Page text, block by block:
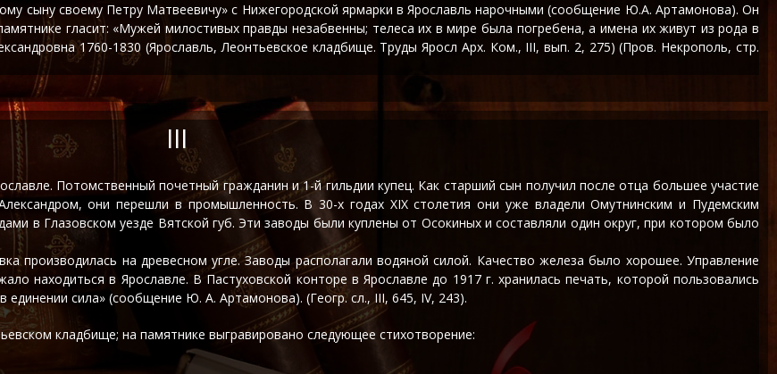
сыну своему Петру Матвеевичу» с Нижегородской ярмарки в Ярославль нарочными (сообщение Ю.А. Артамонова). Он
гласит: «Мужей милостивых правды незабвенны; телеса их в мире была погребена, а имена их живут из рода в
1760-1830 (Ярославль, Леонтьевское кладбище. Труды Яросл Арх. Ком., III, вып. 2, 275) (Пров. Некрополь, стр.
III
Потомственный почетный гражданин и 1-й гильдии купец. Как старший сын получил после отца большее участие
они перешли в промышленность. В 30-х годах XIX столетия они уже владели Омутнинским и Пудемским
в Глазовском уезде Вятской губ. Эти заводы были куплены от Осокиных и составляли один округ, при котором было
производилась на древесном угле. Заводы располагали водяной силой. Качество железа было хорошее. Управление
находиться в Ярославле. В Пастуховской конторе в Ярославле до 1917 г. хранилась печать, которой пользовались
сила» (сообщение Ю. А. Артамонова). (Геогр. сл., III, 645, IV, 243).
кладбище; на памятнике выгравировано следующее стихотворение: